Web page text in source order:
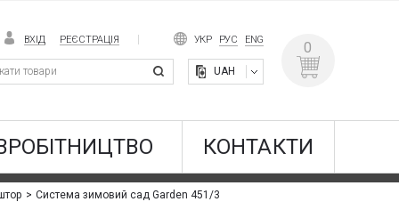
ВХІД РЕЄСТРАЦІЯ УКР РУС ENG
UAH
0
КОНТАКТИ
Система зимовий сад Garden 451/3